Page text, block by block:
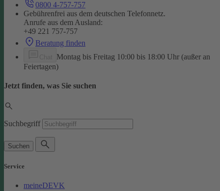
0800 4-757-757
Gebührenfrei aus dem deutschen Telefonnetz.
Anrufe aus dem Ausland:
+49 221 757-757
Beratung finden
Montag bis Freitag 10:00 bis 18:00 Uhr (außer an
Feiertagen)
Jetzt finden, was Sie suchen
Suchbegriff
Suchen
Service
meineDEVK